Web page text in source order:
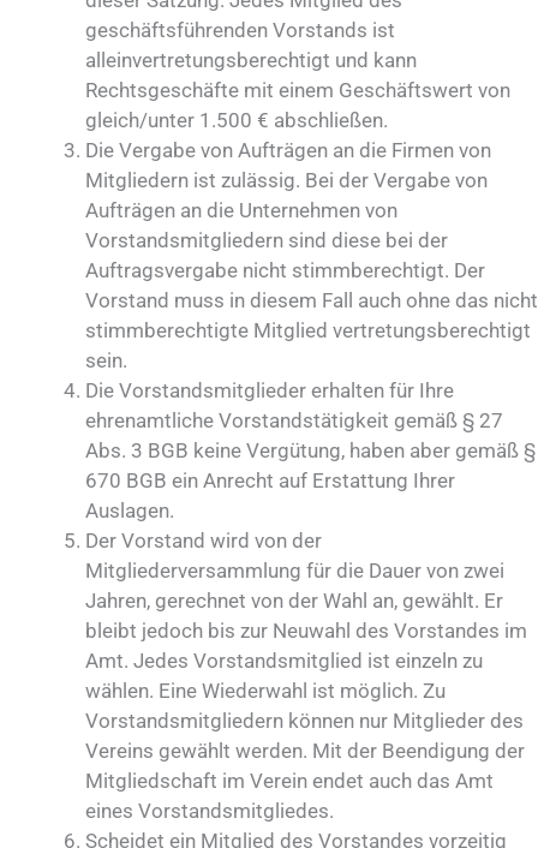
geschäftsführenden Vorstands ist
alleinvertretungsberechtigt und kann
Rechtsgeschäfte mit einem Geschäftswert von
gleich/unter 1.500 € abschließen.
Die Vergabe von Aufträgen an die Firmen von
Mitgliedern ist zulässig. Bei der Vergabe von
Aufträgen an die Unternehmen von
Vorstandsmitgliedern sind diese bei der
Auftragsvergabe nicht stimmberechtigt. Der
Vorstand muss in diesem Fall auch ohne das nicht
stimmberechtigte Mitglied vertretungsberechtigt
sein.
Die Vorstandsmitglieder erhalten für Ihre
ehrenamtliche Vorstandstätigkeit gemäß § 27
Abs. 3 BGB keine Vergütung, haben aber gemäß §
670 BGB ein Anrecht auf Erstattung Ihrer
Auslagen.
Der Vorstand wird von der
Mitgliederversammlung für die Dauer von zwei
Jahren, gerechnet von der Wahl an, gewählt. Er
bleibt jedoch bis zur Neuwahl des Vorstandes im
Amt. Jedes Vorstandsmitglied ist einzeln zu
wählen. Eine Wiederwahl ist möglich. Zu
Vorstandsmitgliedern können nur Mitglieder des
Vereins gewählt werden. Mit der Beendigung der
Mitgliedschaft im Verein endet auch das Amt
eines Vorstandsmitgliedes.
Scheidet ein Mitglied des Vorstandes vorzeitig